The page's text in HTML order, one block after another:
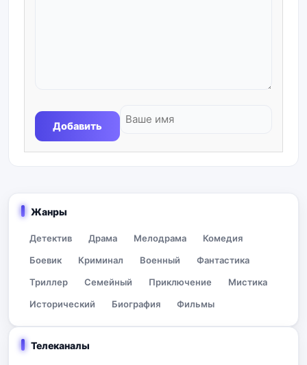
Добавить
Жанры
Детектив Драма Мелодрама
Комедия
Боевик
Криминал Военный
Фантастика
Триллер
Семейный Приключение
Мистика
Исторический
Биография Фильмы
Телеканалы